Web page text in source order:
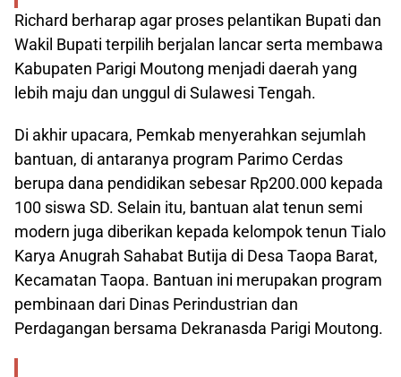
Richard berharap agar proses pelantikan Bupati dan
Wakil Bupati terpilih berjalan lancar serta membawa
Kabupaten Parigi Moutong menjadi daerah yang
lebih maju dan unggul di Sulawesi Tengah.
Di akhir upacara, Pemkab menyerahkan sejumlah
bantuan, di antaranya program Parimo Cerdas
berupa dana pendidikan sebesar Rp200.000 kepada
100 siswa SD. Selain itu, bantuan alat tenun semi
modern juga diberikan kepada kelompok tenun Tialo
Karya Anugrah Sahabat Butija di Desa Taopa Barat,
Kecamatan Taopa. Bantuan ini merupakan program
pembinaan dari Dinas Perindustrian dan
Perdagangan bersama Dekranasda Parigi Moutong.